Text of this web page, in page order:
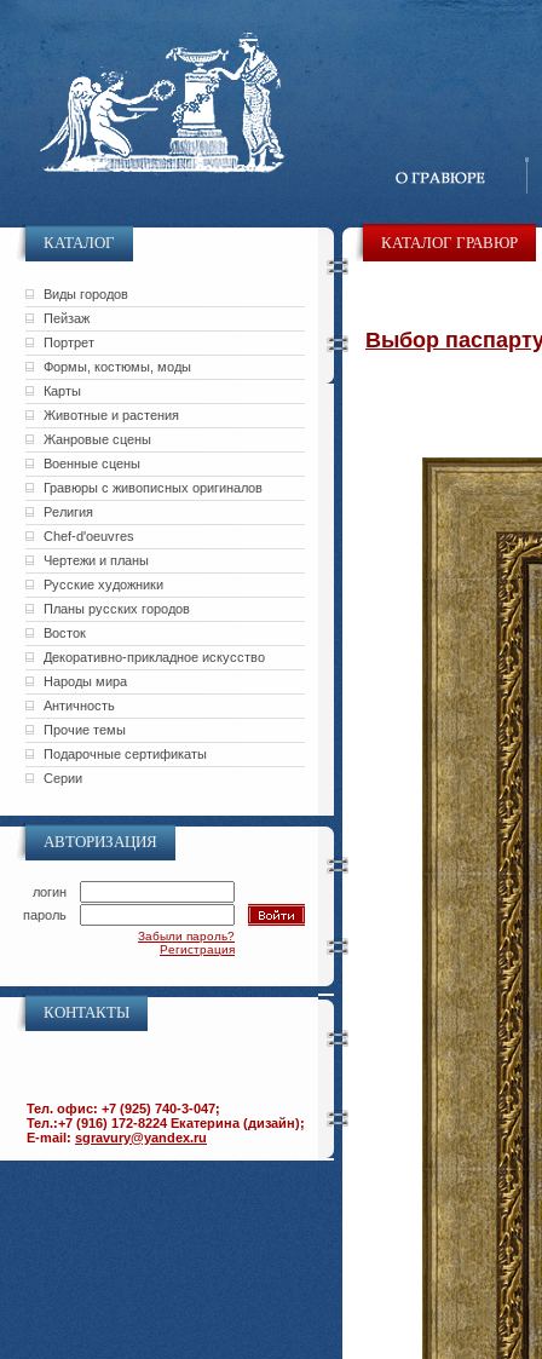
КАТАЛОГ
Виды городов
Пейзаж
Портрет
Формы, костюмы, моды
Карты
Животные и растения
Жанровые сцены
Военные сцены
Гравюры с живописных оригиналов
Религия
Chef-d'oeuvres
Чертежи и планы
Русские художники
Планы русских городов
Восток
Декоративно-прикладное искусство
Народы мира
Античность
Прочие темы
Подарочные сертификаты
Серии
АВТОРИЗАЦИЯ
логин
пароль
Забыли пароль?
Регистрация
КОНТАКТЫ
Тел. офис: +7 (925) 740-3-047;
Тел.:+7 (916) 172-8224 Екатерина (дизайн);
E-mail: sgravury@yandex.ru
КАТАЛОГ ГРАВЮР
Выбор